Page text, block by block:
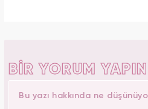
BİR YORUM YAPIN